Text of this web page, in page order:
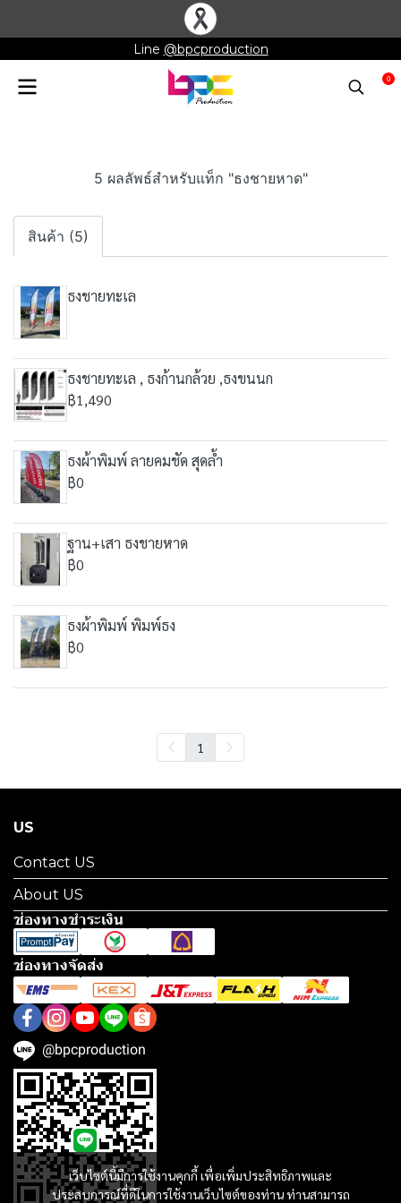
Line @bpcproduction
0
5 ผลลัพธ์สำหรับแท็ก "ธงชายหาด"
สินค้า (5)
ธงชายทะเล
ธงชายทะเล , ธงก้านกล้วย ,ธงขนนก
฿1,490
ธงผ้าพิมพ์ ลายคมชัด สุดล้ำ
฿0
ฐาน+เสา ธงชายหาด
฿0
ธงผ้าพิมพ์ พิมพ์ธง
฿0
1
เว็บไซต์นี้มีการใช้งานคุกกี้ เพื่อเพิ่มประสิทธิภาพและ
ประสบการณ์ที่ดีในการใช้งานเว็บไซต์ของท่าน ท่านสามารถ
US
Contact US
About US
ช่องทางชำระเงิน
ช่องทางจัดส่ง
@bpcproduction